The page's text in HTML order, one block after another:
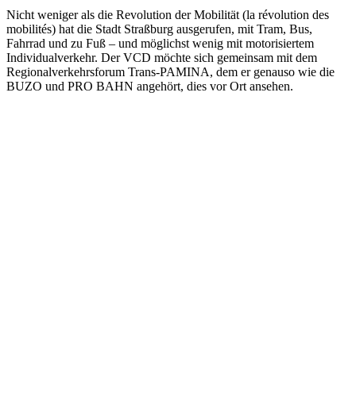
Nicht weniger als die Revolution der Mobilität (la révolution des
mobilités) hat die Stadt Straßburg ausgerufen, mit Tram, Bus,
Fahrrad und zu Fuß – und möglichst wenig mit motorisiertem
Individualverkehr. Der VCD möchte sich gemeinsam mit dem
Regionalverkehrsforum Trans-PAMINA, dem er genauso wie die
BUZO und PRO BAHN angehört, dies vor Ort ansehen.